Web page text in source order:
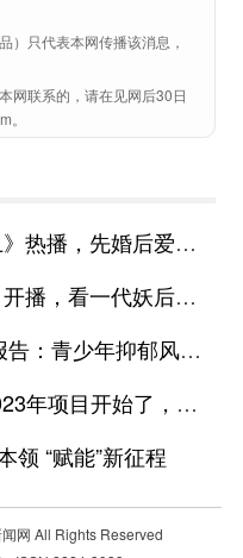
）只代表本网传播该消息，
网联系的，请在见网后30日
先婚后爱诠释别样浪漫
妖后与心机皇上极限拉扯
少年抑郁风险高于成年
始了，总有一个适合你
领 “赋能”新征程
网 All Rights Reserved